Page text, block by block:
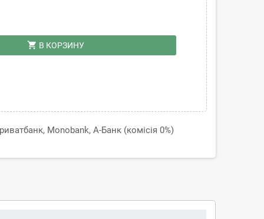
shopping_cart В КОРЗИНУ
Monobank, А-Банк (комісія 0%)